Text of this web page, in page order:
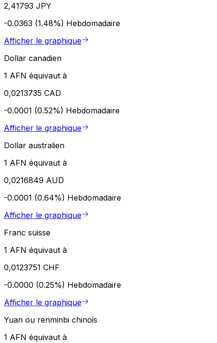
2,41793 JPY
-0.0363 (1.48%) Hebdomadaire
Afficher le graphique
Dollar canadien
1 AFN équivaut à
0,0213735 CAD
-0.0001 (0.52%) Hebdomadaire
Afficher le graphique
Dollar australien
1 AFN équivaut à
0,0216849 AUD
-0.0001 (0.64%) Hebdomadaire
Afficher le graphique
Franc suisse
1 AFN équivaut à
0,0123751 CHF
-0.0000 (0.25%) Hebdomadaire
Afficher le graphique
Yuan ou renminbi chinois
1 AFN équivaut à